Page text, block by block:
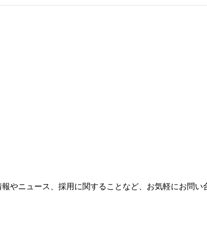
やニュース、採用に関することなど、お気軽にお問い